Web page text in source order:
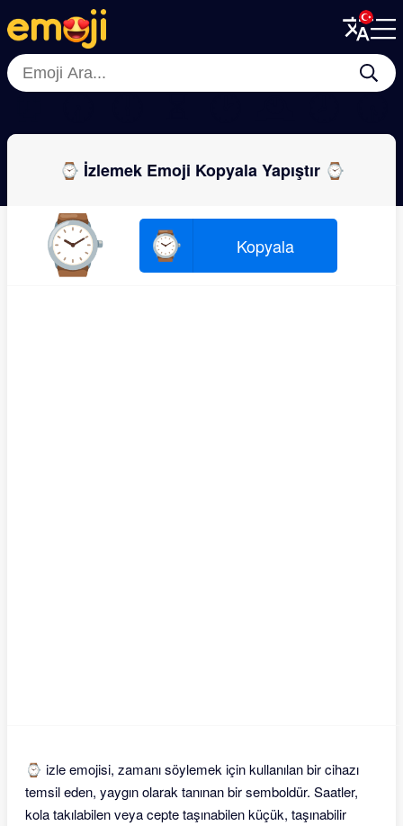
Menu
Close
Menu
Close
⌚ İzlemek Emoji Kopyala Yapıştır ⌚
⌚ ⌚ Kopyala
⌚ izle emojisi, zamanı söylemek için kullanılan bir cihazı
temsil eden, yaygın olarak tanınan bir semboldür. Saatler,
kola takılabilen veya cepte taşınabilen küçük, taşınabilir